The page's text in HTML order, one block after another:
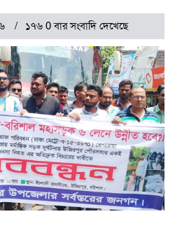
১৭৬ 0 বার সংবাদি দেখেছে